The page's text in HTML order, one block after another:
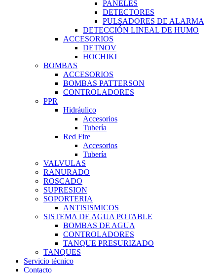
PANELES
DETECTORES
PULSADORES DE ALARMA
DETECCIÓN LINEAL DE HUMO
ACCESORIOS
DETNOV
HOCHIKI
BOMBAS
ACCESORIOS
BOMBAS PATTERSON
CONTROLADORES
PPR
Hidráulico
Accesorios
Tubería
Red Fire
Accesorios
Tubería
VALVULAS
RANURADO
ROSCADO
SUPRESION
SOPORTERIA
ANTISISMICOS
SISTEMA DE AGUA POTABLE
BOMBAS DE AGUA
CONTROLADORES
TANQUE PRESURIZADO
TANQUES
Servicio técnico
Contacto